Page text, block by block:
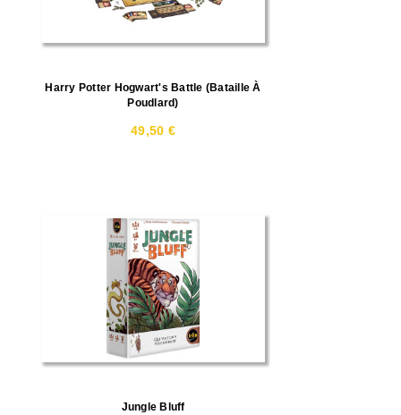
Harry Potter Hogwart's Battle (Bataille À
Poudlard)
49,50 €
Jungle Bluff